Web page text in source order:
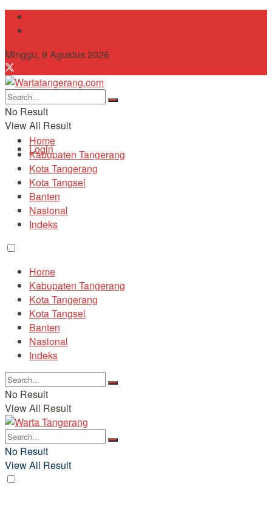
Minggu, 9 Agustus 2026
No Result
View All Result
Login
Home
Kabupaten Tangerang
Kota Tangerang
Kota Tangsel
Banten
Nasional
Indeks
Home
Kabupaten Tangerang
Kota Tangerang
Kota Tangsel
Banten
Nasional
Indeks
No Result
View All Result
No Result
View All Result